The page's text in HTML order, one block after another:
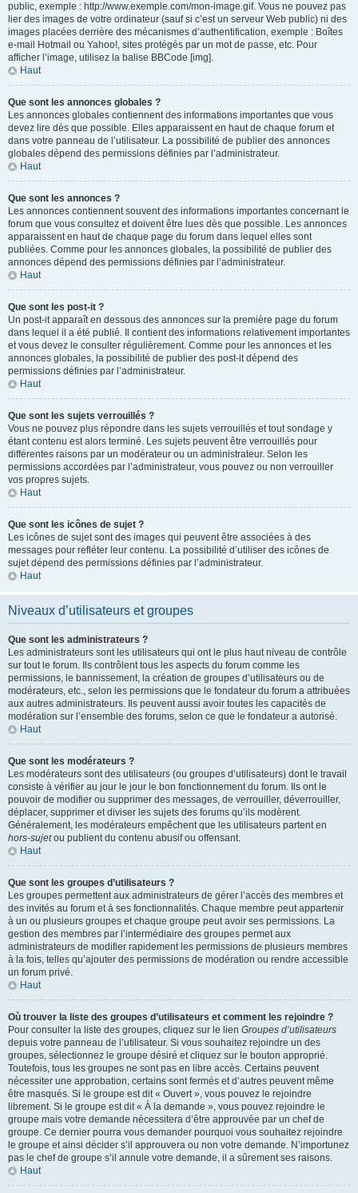
public, exemple : http://www.exemple.com/mon-image.gif. Vous ne pouvez pas
lier des images de votre ordinateur (sauf si c’est un serveur Web public) ni des
images placées derrière des mécanismes d’authentification, exemple : Boîtes
e-mail Hotmail ou Yahoo!, sites protégés par un mot de passe, etc. Pour
afficher l’image, utilisez la balise BBCode [img].
Haut
Que sont les annonces globales ?
Les annonces globales contiennent des informations importantes que vous
devez lire dès que possible. Elles apparaissent en haut de chaque forum et
dans votre panneau de l’utilisateur. La possibilité de publier des annonces
globales dépend des permissions définies par l’administrateur.
Haut
Que sont les annonces ?
Les annonces contiennent souvent des informations importantes concernant le
forum que vous consultez et doivent être lues dès que possible. Les annonces
apparaissent en haut de chaque page du forum dans lequel elles sont
publiées. Comme pour les annonces globales, la possibilité de publier des
annonces dépend des permissions définies par l’administrateur.
Haut
Que sont les post-it ?
Un post-it apparaît en dessous des annonces sur la première page du forum
dans lequel il a été publié. Il contient des informations relativement importantes
et vous devez le consulter régulièrement. Comme pour les annonces et les
annonces globales, la possibilité de publier des post-it dépend des
permissions définies par l’administrateur.
Haut
Que sont les sujets verrouillés ?
Vous ne pouvez plus répondre dans les sujets verrouillés et tout sondage y
étant contenu est alors terminé. Les sujets peuvent être verrouillés pour
différentes raisons par un modérateur ou un administrateur. Selon les
permissions accordées par l’administrateur, vous pouvez ou non verrouiller
vos propres sujets.
Haut
Que sont les icônes de sujet ?
Les icônes de sujet sont des images qui peuvent être associées à des
messages pour refléter leur contenu. La possibilité d’utiliser des icônes de
sujet dépend des permissions définies par l’administrateur.
Haut
Niveaux d’utilisateurs et groupes
Que sont les administrateurs ?
Les administrateurs sont les utilisateurs qui ont le plus haut niveau de contrôle
sur tout le forum. Ils contrôlent tous les aspects du forum comme les
permissions, le bannissement, la création de groupes d’utilisateurs ou de
modérateurs, etc., selon les permissions que le fondateur du forum a attribuées
aux autres administrateurs. Ils peuvent aussi avoir toutes les capacités de
modération sur l’ensemble des forums, selon ce que le fondateur a autorisé.
Haut
Que sont les modérateurs ?
Les modérateurs sont des utilisateurs (ou groupes d’utilisateurs) dont le travail
consiste à vérifier au jour le jour le bon fonctionnement du forum. Ils ont le
pouvoir de modifier ou supprimer des messages, de verrouiller, déverrouiller,
déplacer, supprimer et diviser les sujets des forums qu’ils modèrent.
Généralement, les modérateurs empêchent que les utilisateurs partent en
hors-sujetou publient du contenu abusif ou offensant.
Haut
Que sont les groupes d’utilisateurs ?
Les groupes permettent aux administrateurs de gérer l’accès des membres et
des invités au forum et à ses fonctionnalités. Chaque membre peut appartenir
à un ou plusieurs groupes et chaque groupe peut avoir ses permissions. La
gestion des membres par l’intermédiaire des groupes permet aux
administrateurs de modifier rapidement les permissions de plusieurs membres
à la fois, telles qu’ajouter des permissions de modération ou rendre accessible
un forum privé.
Haut
Où trouver la liste des groupes d’utilisateurs et comment les rejoindre ?
Pour consulter la liste des groupes, cliquez sur le lien Groupes d’utilisateurs
depuis votre panneau de l’utilisateur. Si vous souhaitez rejoindre un des
groupes, sélectionnez le groupe désiré et cliquez sur le bouton approprié.
Toutefois, tous les groupes ne sont pas en libre accès. Certains peuvent
nécessiter une approbation, certains sont fermés et d’autres peuvent même
être masqués. Si le groupe est dit « Ouvert », vous pouvez le rejoindre
librement. Si le groupe est dit « À la demande », vous pouvez rejoindre le
groupe mais votre demande nécessitera d’être approuvée par un chef de
groupe. Ce dernier pourra vous demander pourquoi vous souhaitez rejoindre
le groupe et ainsi décider s’il approuvera ou non votre demande. N’importunez
pas le chef de groupe s’il annule votre demande, il a sûrement ses raisons.
Haut